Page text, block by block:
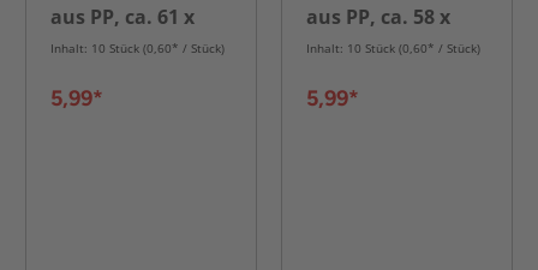
aus PP, ca. 61 x
21,5 cm
Inhalt: 10 Stück (0,60* / Stück)
5,99*
aus PP, ca. 58 x
33,5 cm
Inhalt: 10 Stück (0,60* / Stück)
5,99*